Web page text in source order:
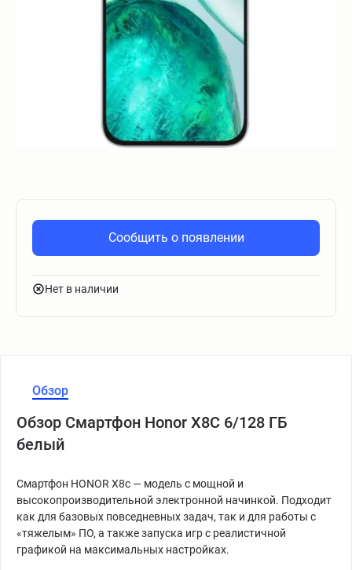
Сообщить о появлении
Нет в наличии
Обзор
Обзор Смартфон Honor X8C 6/128 ГБ
белый
Смартфон HONOR X8c — модель с мощной и
высокопроизводительной электронной начинкой. Подходит
как для базовых повседневных задач, так и для работы с
«тяжелым» ПО, а также запуска игр с реалистичной
графикой на максимальных настройках.